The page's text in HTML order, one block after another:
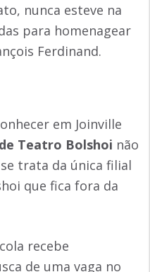
nunca esteve na
para homenagear
Ferdinand.
em Joinville
Teatro Bolshoi não
trata da única filial
que fica fora da
recebe
de uma vaga no